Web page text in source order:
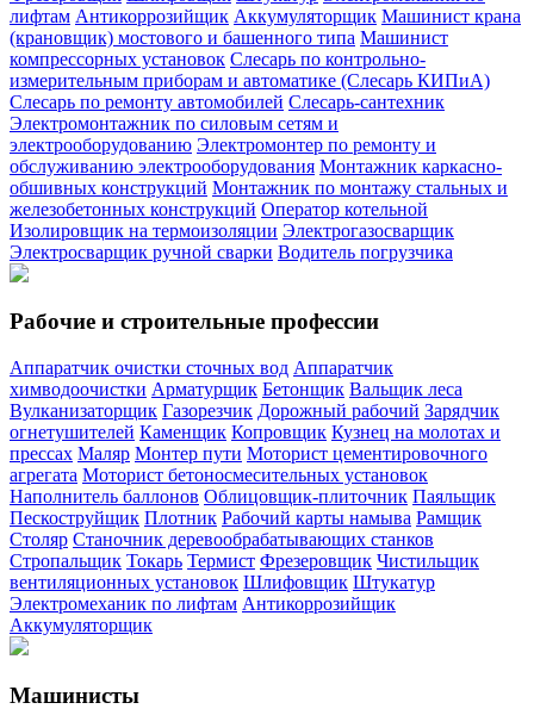
лифтам Антикоррозийщик Аккумуляторщик Машинист крана
(крановщик) мостового и башенного типа Машинист
компрессорных установок Слесарь по контрольно-
измерительным приборам и автоматике (Слесарь КИПиА)
Слесарь по ремонту автомобилей Слесарь-сантехник
Электромонтажник по силовым сетям и
электрооборудованию Электромонтер по ремонту и
обслуживанию электрооборудования Монтажник каркасно-
обшивных конструкций Монтажник по монтажу стальных и
железобетонных конструкций Оператор котельной
Изолировщик на термоизоляции Электрогазосварщик
Электросварщик ручной сварки Водитель погрузчика
Рабочие и строительные профессии
Аппаратчик очистки сточных вод Аппаратчик
химводоочистки Арматурщик Бетонщик Вальщик леса
Вулканизаторщик Газорезчик Дорожный рабочий Зарядчик
огнетушителей Каменщик Копровщик Кузнец на молотах и
прессах Маляр Монтер пути Моторист цементировочного
агрегата Моторист бетоносмесительных установок
Наполнитель баллонов Облицовщик-плиточник Паяльщик
Пескоструйщик Плотник Рабочий карты намыва Рамщик
Столяр Станочник деревообрабатывающих станков
Стропальщик Токарь Термист Фрезеровщик Чистильщик
вентиляционных установок Шлифовщик Штукатур
Электромеханик по лифтам Антикоррозийщик
Аккумуляторщик
Машинисты